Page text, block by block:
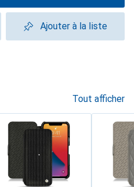
Ajouter à la liste
Tout afficher